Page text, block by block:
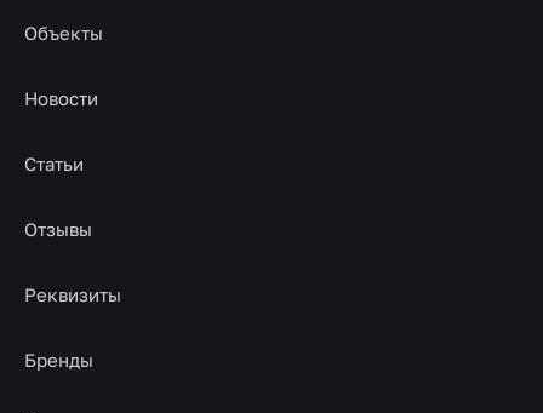
Объекты
Новости
Статьи
Отзывы
Реквизиты
Бренды